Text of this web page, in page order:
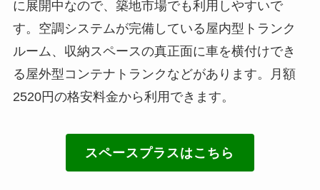
に展開中なので、築地市場でも利用しやすいで
す。空調システムが完備している屋内型トランク
ルーム、収納スペースの真正面に車を横付けでき
る屋外型コンテナトランクなどがあります。月額
2520円の格安料金から利用できます。
スペースプラスはこちら